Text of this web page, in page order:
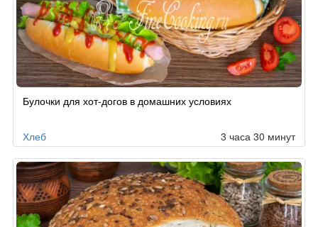
поБулочки для хот-догов в домашних условиях
Хлеб 3 часа 30 минут